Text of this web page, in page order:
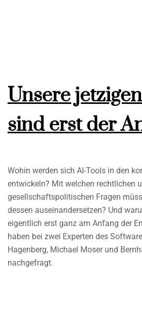
Unsere
sind erst der
Wohin werden sich AI-Tools in den
entwickeln? Mit welchen rechtlichen
gesellschaftspolitischen Fragen
dessen auseinandersetzen? Und
eigentlich erst ganz am Anfang der
haben bei zwei Experten des
Hagenberg, Michael Moser und
nachgefragt.